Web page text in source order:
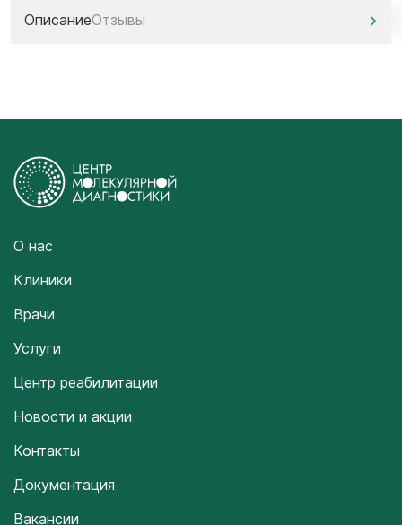
ОписаниеОтзывы
О нас
Клиники
Врачи
Услуги
Центр реабилитации
Новости и акции
Контакты
Документация
Вакансии